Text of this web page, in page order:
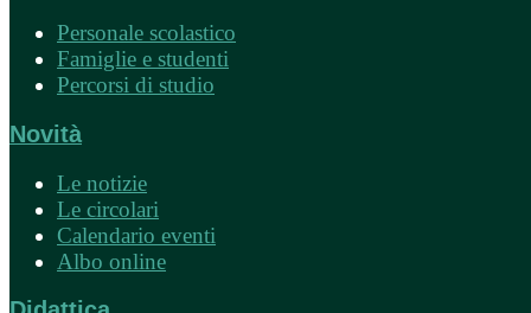
Personale scolastico
Famiglie e studenti
Percorsi di studio
Novità
Le notizie
Le circolari
Calendario eventi
Albo online